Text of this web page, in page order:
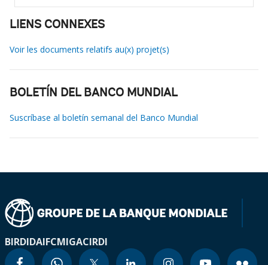
LIENS CONNEXES
Voir les documents relatifs au(x) projet(s)
BOLETÍN DEL BANCO MUNDIAL
Suscríbase al boletín semanal del Banco Mundial
BIRDIDAIFCMIGACIRDI